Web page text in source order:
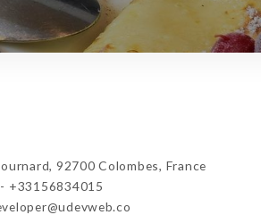
92700 Colombes, France
+33156834015